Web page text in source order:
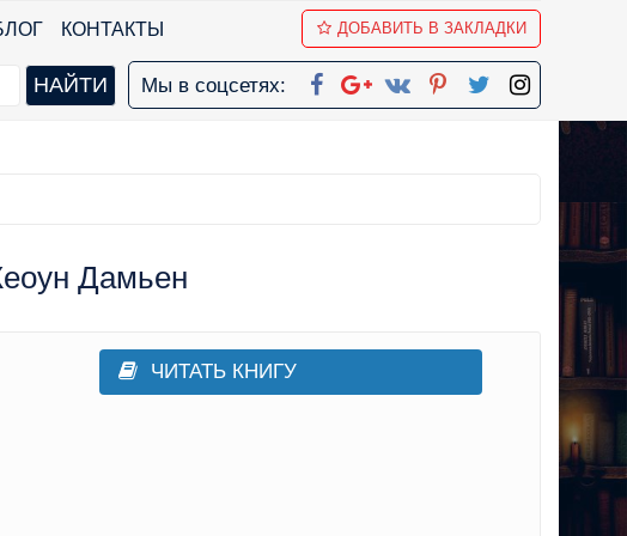
КОНТАКТЫ ДОБАВИТЬ В ЗАКЛАДКИ
Мы в соцсетях:
Дамьен
ЧИТАТЬ КНИГУ